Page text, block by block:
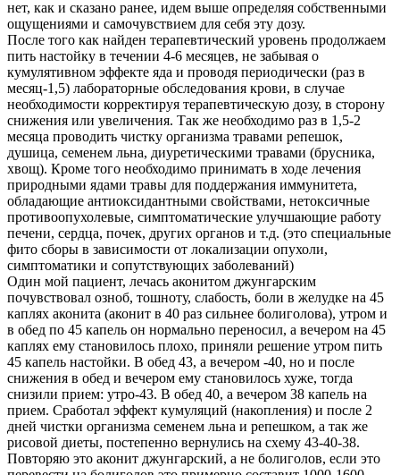
нет, как и сказано ранее, идем выше определяя собственными
ощущениями и самочувствием для себя эту дозу.
После того как найден терапевтический уровень продолжаем
пить настойку в течении 4-6 месяцев, не забывая о
кумулятивном эффекте яда и проводя периодически (раз в
месяц-1,5) лабораторные обследования крови, в случае
необходимости корректируя терапевтическую дозу, в сторону
снижения или увеличения. Так же необходимо раз в 1,5-2
месяца проводить чистку организма травами репешок,
душица, семенем льна, диуретическими травами (брусника,
хвощ). Кроме того необходимо принимать в ходе лечения
природными ядами травы для поддержания иммунитета,
обладающие антиоксидантными свойствами, нетоксичные
противоопухолевые, симптоматические улучшающие работу
печени, сердца, почек, других органов и т.д. (это специальные
фито сборы в зависимости от локализации опухоли,
симптоматики и сопутствующих заболеваний)
Один мой пациент, лечась аконитом джунгарским
почувствовал озноб, тошноту, слабость, боли в желудке на 45
каплях аконита (аконит в 40 раз сильнее болиголова), утром и
в обед по 45 капель он нормально переносил, а вечером на 45
каплях ему становилось плохо, приняли решение утром пить
45 капель настойки. В обед 43, а вечером -40, но и после
снижения в обед и вечером ему становилось хуже, тогда
снизили прием: утро-43. В обед 40, а вечером 38 капель на
прием. Сработал эффект кумуляций (накопления) и после 2
дней чистки организма семенем льна и репешком, а так же
рисовой диеты, постепенно вернулись на схему 43-40-38.
Повторяю это аконит джунгарский, а не болиголов, если это